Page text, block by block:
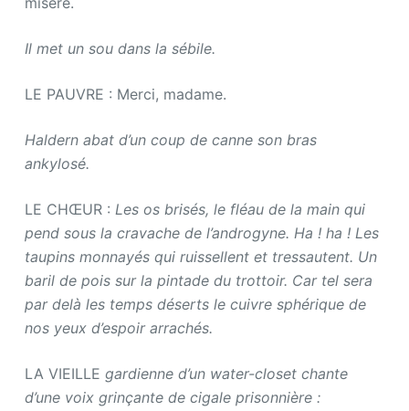
Il met un sou dans la sébile.
LE PAUVRE : Merci, madame.
Haldern abat d’un coup de canne son bras
ankylosé.
LE CHŒUR : Les os brisés, le fléau de la main qui
pend sous la cravache de l’androgyne. Ha ! ha ! Les
taupins monnayés qui ruissellent et tressautent. Un
baril de pois sur la pintade du trottoir. Car tel sera
par delà les temps déserts le cuivre sphérique de
nos yeux d’espoir arrachés.
LA VIEILLE gardienne d’un water-closet chante
d’une voix grinçante de cigale prisonnière :